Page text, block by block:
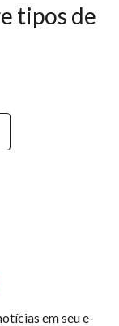
tipos de
em seu e-